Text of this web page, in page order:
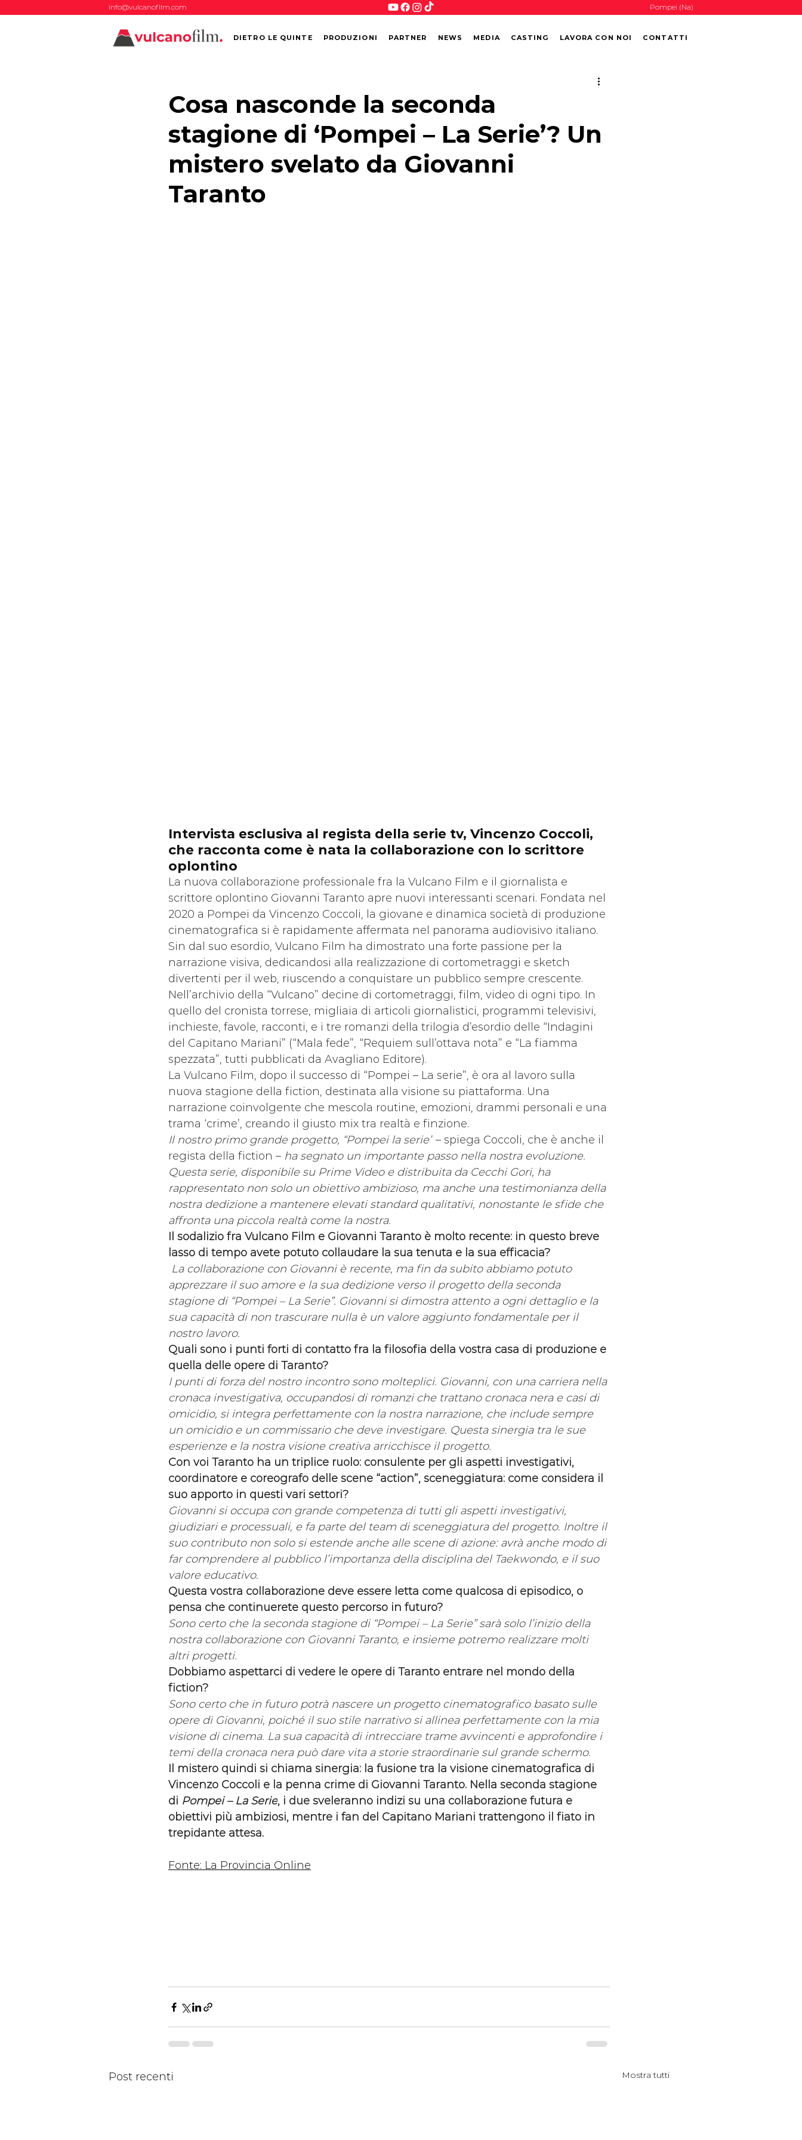
info@vulcanofilm.com Pompei (Na)
DIETRO LE QUINTE PRODUZIONI PARTNER NEWS MEDIA CASTING LAVORA CON NOI CONTATTI
Cosa nasconde la seconda
stagione di ‘Pompei – La Serie’? Un
mistero svelato da Giovanni
Taranto
Intervista esclusiva al regista della serie tv, Vincenzo Coccoli,
che racconta come è nata la collaborazione con lo scrittore
oplontino
La nuova collaborazione professionale fra la Vulcano Film e il giornalista e
scrittore oplontino Giovanni Taranto apre nuovi interessanti scenari. Fondata nel
2020 a Pompei da Vincenzo Coccoli, la giovane e dinamica società di produzione
cinematografica si è rapidamente affermata nel panorama audiovisivo italiano.
Sin dal suo esordio, Vulcano Film ha dimostrato una forte passione per la
narrazione visiva, dedicandosi alla realizzazione di cortometraggi e sketch
divertenti per il web, riuscendo a conquistare un pubblico sempre crescente.
Nell’archivio della “Vulcano” decine di cortometraggi, film, video di ogni tipo. In
quello del cronista torrese, migliaia di articoli giornalistici, programmi televisivi,
inchieste, favole, racconti, e i tre romanzi della trilogia d’esordio delle “Indagini
del Capitano Mariani” (“Mala fede”, “Requiem sull’ottava nota” e “La fiamma
spezzata”, tutti pubblicati da Avagliano Editore).
La Vulcano Film, dopo il successo di “Pompei – La serie”, è ora al lavoro sulla
nuova stagione della fiction, destinata alla visione su piattaforma. Una
narrazione coinvolgente che mescola routine, emozioni, drammi personali e una
trama ‘crime’, creando il giusto mix tra realtà e finzione.
Il nostro primo grande progetto, “Pompei la serie” – spiega Coccoli, che è anche il
regista della fiction – ha segnato un importante passo nella nostra evoluzione.
Questa serie, disponibile su Prime Video e distribuita da Cecchi Gori, ha
rappresentato non solo un obiettivo ambizioso, ma anche una testimonianza della
nostra dedizione a mantenere elevati standard qualitativi, nonostante le sfide che
affronta una piccola realtà come la nostra.
Il sodalizio fra Vulcano Film e Giovanni Taranto è molto recente: in questo breve
lasso di tempo avete potuto collaudare la sua tenuta e la sua efficacia?
La collaborazione con Giovanni è recente, ma fin da subito abbiamo potuto
apprezzare il suo amore e la sua dedizione verso il progetto della seconda
stagione di “Pompei – La Serie”. Giovanni si dimostra attento a ogni dettaglio e la
sua capacità di non trascurare nulla è un valore aggiunto fondamentale per il
nostro lavoro.
Quali sono i punti forti di contatto fra la filosofia della vostra casa di produzione e
quella delle opere di Taranto?
I punti di forza del nostro incontro sono molteplici. Giovanni, con una carriera nella
cronaca investigativa, occupandosi di romanzi che trattano cronaca nera e casi di
omicidio, si integra perfettamente con la nostra narrazione, che include sempre
un omicidio e un commissario che deve investigare. Questa sinergia tra le sue
esperienze e la nostra visione creativa arricchisce il progetto.
Con voi Taranto ha un triplice ruolo: consulente per gli aspetti investigativi,
coordinatore e coreografo delle scene “action”, sceneggiatura: come considera il
suo apporto in questi vari settori?
Giovanni si occupa con grande competenza di tutti gli aspetti investigativi,
giudiziari e processuali, e fa parte del team di sceneggiatura del progetto. Inoltre il
suo contributo non solo si estende anche alle scene di azione: avrà anche modo di
far comprendere al pubblico l’importanza della disciplina del Taekwondo, e il suo
valore educativo.
Questa vostra collaborazione deve essere letta come qualcosa di episodico, o
pensa che continuerete questo percorso in futuro?
Sono certo che la seconda stagione di “Pompei – La Serie” sarà solo l’inizio della
nostra collaborazione con Giovanni Taranto, e insieme potremo realizzare molti
altri progetti.
Dobbiamo aspettarci di vedere le opere di Taranto entrare nel mondo della
fiction?
Sono certo che in futuro potrà nascere un progetto cinematografico basato sulle
opere di Giovanni, poiché il suo stile narrativo si allinea perfettamente con la mia
visione di cinema. La sua capacità di intrecciare trame avvincenti e approfondire i
temi della cronaca nera può dare vita a storie straordinarie sul grande schermo.
Il mistero quindi si chiama sinergia: la fusione tra la visione cinematografica di
Vincenzo Coccoli e la penna crime di Giovanni Taranto. Nella seconda stagione
di Pompei – La Serie, i due sveleranno indizi su una collaborazione futura e
obiettivi più ambiziosi, mentre i fan del Capitano Mariani trattengono il fiato in
trepidante attesa.
Fonte: La Provincia Online
Post recenti Mostra tutti